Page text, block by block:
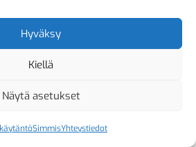
Hyväksy
Kiellä
Näytä asetukset
SimmisYhteystiedot